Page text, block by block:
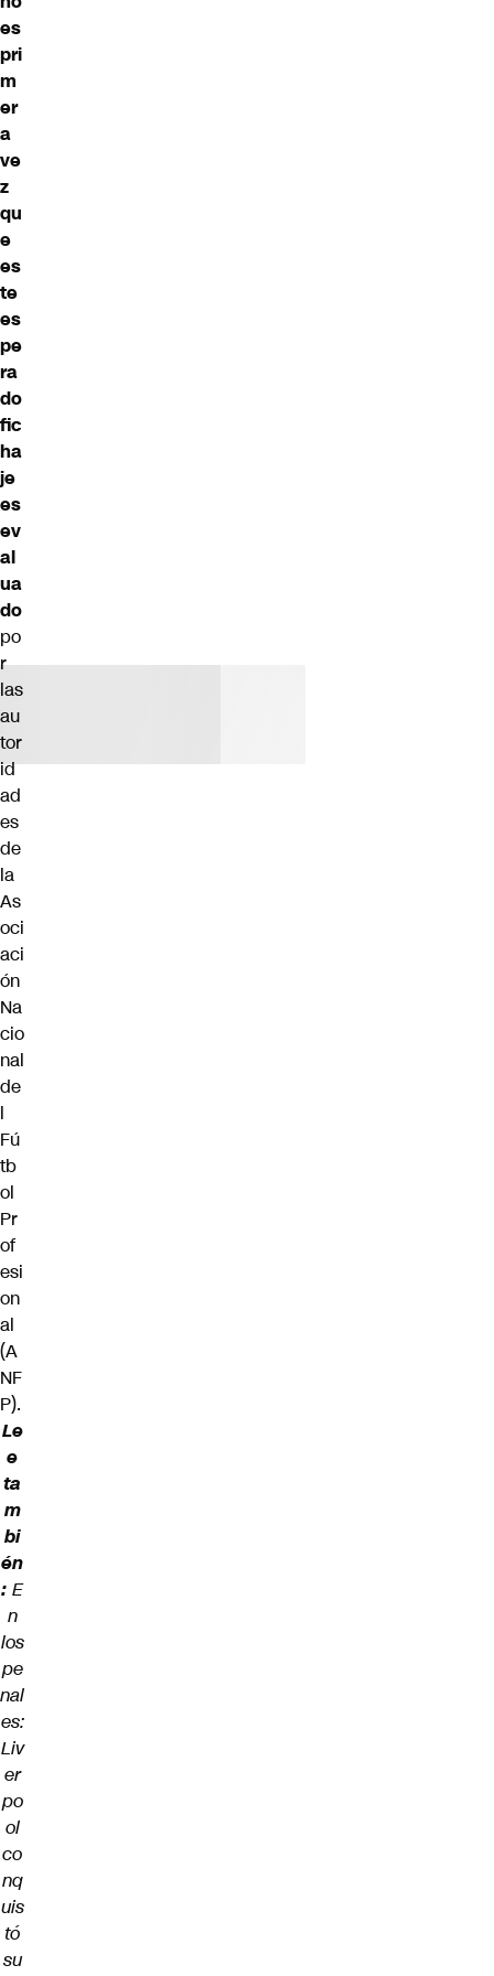
es
pri
m
er
a
ve
z
qu
e
es
te
es
pe
ra
do
fic
ha
je
es
ev
al
ua
do
po
r
las
au
tor
id
ad
es
de
la
As
oci
aci
ón
Na
cio
nal
de
l
Fú
tb
ol
Pr
of
esi
on
al
(A
NF
P).
Le
e
ta
m
bi
én
:E
n
los
pe
nal
es:
Liv
er
po
ol
co
nq
uis
tó
su